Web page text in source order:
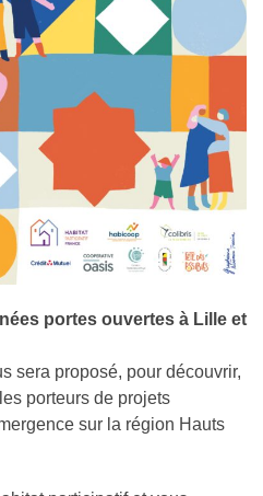
portes ouvertes à Lille et
sera proposé, pour découvrir,
porteurs de projets
sur la région Hauts